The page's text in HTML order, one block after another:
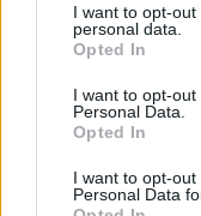
I want to opt-
personal data.
Opted In
I want to opt-
Personal Data.
Opted In
I want to opt-
Personal Data
Jak čápi přežili
sledování hnízd
společnost